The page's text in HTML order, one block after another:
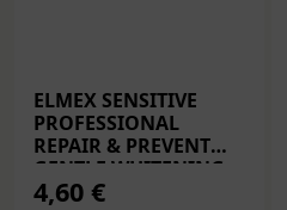
ELMEX SENSITIVE
PROFESSIONAL
REPAIR & PREVENT
GENTLE WHITENING,
zubná pasta 75 ml
4,60 €